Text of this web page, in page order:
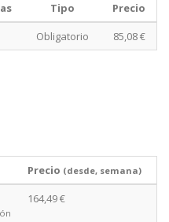
Tipo
Precio
Obligatorio 85,08 €
Precio (desde, semana)
164,49 €